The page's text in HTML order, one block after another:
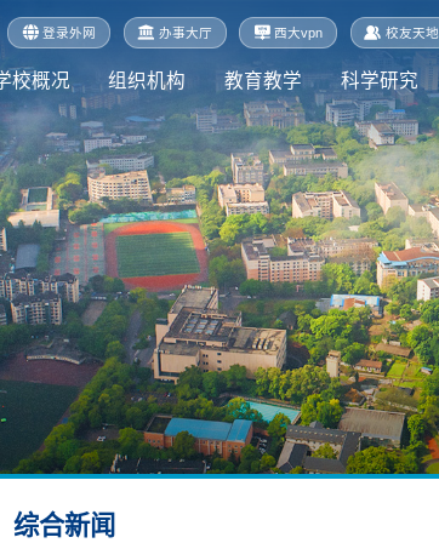
登录外网 办事大厅 西大vpn 校友天地
校概况 组织机构 教育教学 科学研究
综合新闻